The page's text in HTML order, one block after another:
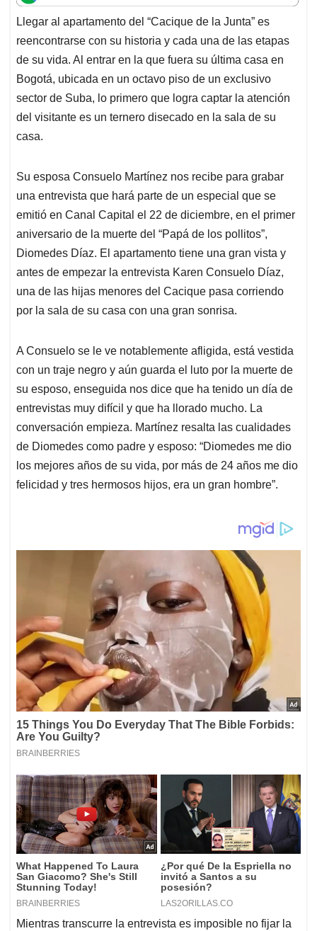
t
s
A
p
p
e
b
o
o
k
k
e
d
I
n
i
l
e
a
d
s
Llegar al apartamento del “Cacique de la Junta” es
reencontrarse con su historia y cada una de las etapas
de su vida. Al entrar en la que fuera su última casa en
Bogotá, ubicada en un octavo piso de un exclusivo
sector de Suba, lo primero que logra captar la atención
del visitante es un ternero disecado en la sala de su
casa.
Su esposa Consuelo Martínez nos recibe para grabar
una entrevista que hará parte de un especial que se
emitió en Canal Capital el 22 de diciembre, en el primer
aniversario de la muerte del “Papá de los pollitos”,
Diomedes Díaz. El apartamento tiene una gran vista y
antes de empezar la entrevista Karen Consuelo Díaz,
una de las hijas menores del Cacique pasa corriendo
por la sala de su casa con una gran sonrisa.
A Consuelo se le ve notablemente afligida, está vestida
con un traje negro y aún guarda el luto por la muerte de
su esposo, enseguida nos dice que ha tenido un día de
entrevistas muy difícil y que ha llorado mucho. La
conversación empieza. Martínez resalta las cualidades
de Diomedes como padre y esposo: “Diomedes me dio
los mejores años de su vida, por más de 24 años me dio
felicidad y tres hermosos hijos, era un gran hombre”.
Mientras transcurre la entrevista es imposible no fijar la